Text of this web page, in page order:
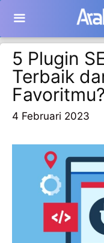
isi
5 Plugin
Terbaik
Favoritmu?
4 Februari 2023